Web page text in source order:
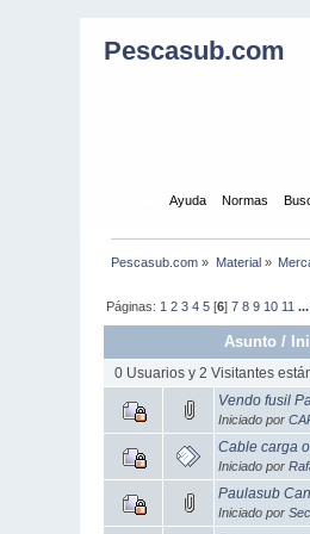
Pescasub.com
Ayuda Normas
Pescasub.com » Material»
Páginas: 1 2 3 4 5 [6]7 8 9 10 11
Asunto /
0 Usuarios y 2 Visitantes
Vendo fusil
Iniciado por
Cable carga
Iniciado por
Paulasub
Iniciado por